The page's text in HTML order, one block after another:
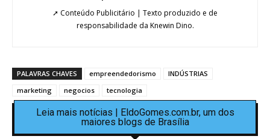
➚ Conteúdo Publicitário | Texto produzido e de
responsabilidade da Knewin Dino.
PALAVRAS CHAVES empreendedorismo
INDÚSTRIAS
marketing
negocios tecnologia
Leia mais notícias | EldoGomes.com.br, um dos
maiores blogs de Brasília